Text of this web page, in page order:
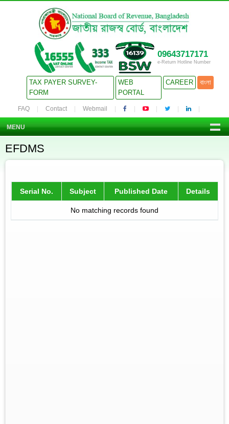
09643717171
e-Return Hotline Number
TAX PAYER SURVEY-
FORM
WEB
PORTAL
CAREER বাংলা
FAQ Contact Webmail
MENU
EFDMS
Serial No. Subject Published Date Details
No matching records found